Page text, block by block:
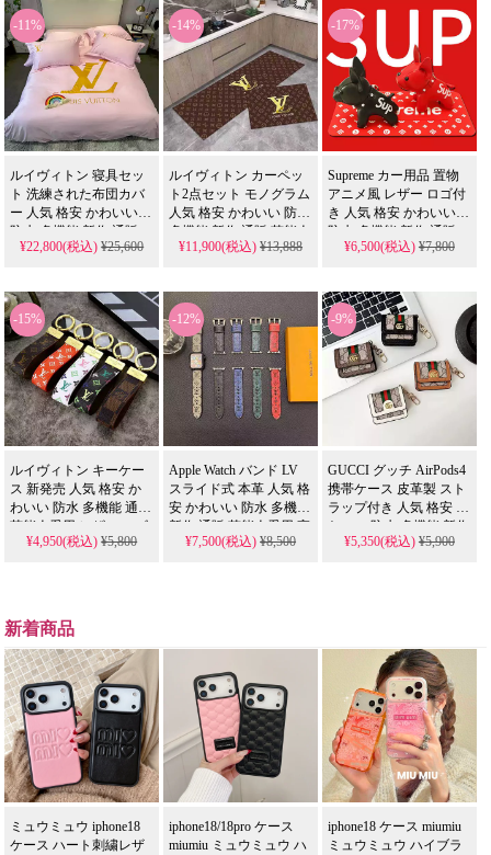
トーン仕上げが特徴の
高品質レプリカ時計で
す。
ルバーのH金具が象徴的
で、高品質なレザーと
ともに大人のファッシ
ョンを引き締めます。
モデル belt1012C。
無料
-11%
ルイヴィトン 寝具セッ
ト 洗練された布団カバ
ー 人気 格安 かわいい
防水 多機能 新作 通販
芸能人愛用 水洗真絲 4
ネル 潮流 裸睡 親膚
¥22,800(税込)¥25,600
-14%
ルイヴィトン カーペッ
ト2点セット モノグラム
人気 格安 かわいい 防水
多機能 新作 通販 芸能人
愛用 キッチン 玄関 バス
ッドサイド対応
¥11,900(税込)¥13,888
-17%
Supreme カー用品 置物
アニメ風 レザー ロゴ付
き 人気 格安 かわいい
防水 多機能 新作 通販
芸能人愛用 すべり止め
¥6,500(税込) ¥7,800
-15%
ルイヴィトン キーケー
ス 新発売 人気 格安 か
わいい 防水 多機能 通販
芸能人愛用 レザー ロゴ
キーホルダー ペンダン
¥4,950(税込)¥5,800
-12%
Apple Watch バンド LV
スライド式 本革 人気 格
安 かわいい 防水 多機能
新作 通販 芸能人愛用 高
品質 通気性 耐酸化性 合
¥7,500(税込)¥8,500
-9%
GUCCI グッチ AirPods4
携帯ケース 皮革製 スト
ラップ付き 人気 格安 か
わいい 防水 多機能 新作
通販 芸能人愛用 メタル
¥5,350(税込) ¥5,900
新着商品
ミュウミュウ iphone18
ケース ハート刺繍レザ
iphone18/18pro ケース
miumiu ミュウミュウ ハ
iphone18 ケース miumiu
ミュウミュウ ハイブラ